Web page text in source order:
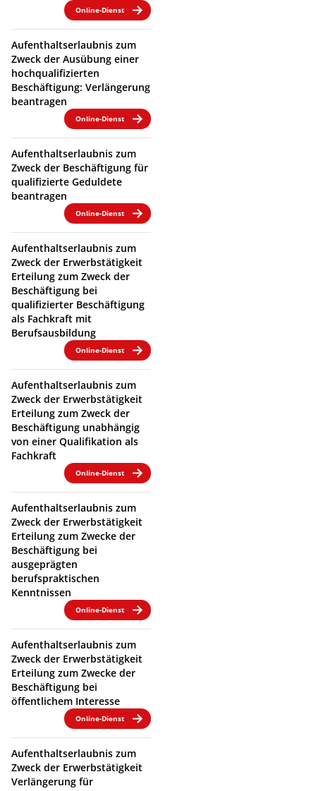
Online-Dienst
Aufenthaltserlaubnis zum
Zweck der Ausübung einer
hochqualifizierten
Beschäftigung: Verlängerung
beantragen
Online-Dienst
Aufenthaltserlaubnis zum
Zweck der Beschäftigung für
qualifizierte Geduldete
beantragen
Online-Dienst
Aufenthaltserlaubnis zum
Zweck der Erwerbstätigkeit
Erteilung zum Zweck der
Beschäftigung bei
qualifizierter Beschäftigung
als Fachkraft mit
Berufsausbildung
Online-Dienst
Aufenthaltserlaubnis zum
Zweck der Erwerbstätigkeit
Erteilung zum Zweck der
Beschäftigung unabhängig
von einer Qualifikation als
Fachkraft
Online-Dienst
Aufenthaltserlaubnis zum
Zweck der Erwerbstätigkeit
Erteilung zum Zwecke der
Beschäftigung bei
ausgeprägten
berufspraktischen
Kenntnissen
Online-Dienst
Aufenthaltserlaubnis zum
Zweck der Erwerbstätigkeit
Erteilung zum Zwecke der
Beschäftigung bei
öffentlichem Interesse
Online-Dienst
Aufenthaltserlaubnis zum
Zweck der Erwerbstätigkeit
Verlängerung für